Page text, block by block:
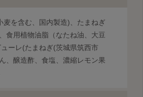
麦を含む、国内製造)、たまねぎ
食用植物油脂（なたね油、大豆
ーレ(たまねぎ(茨城県筑西市
、醸造酢、食塩、濃縮レモン果